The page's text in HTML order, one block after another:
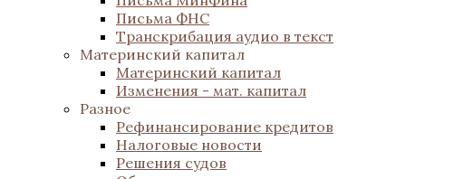
Письма ФНС
Транскрибация аудио в текст
Материнский капитал
Материнский капитал
Изменения - мат. капитал
Разное
Рефинансирование кредитов
Налоговые новости
Решения судов